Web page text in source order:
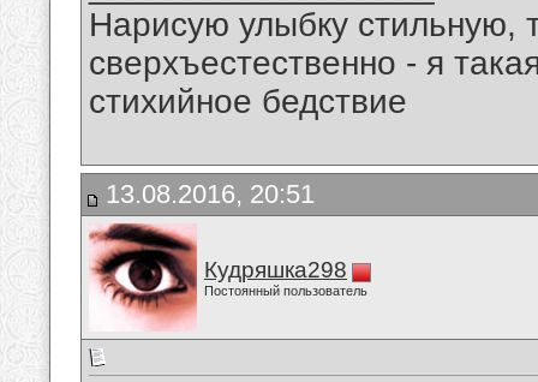
Нарисую улыбку стильную,
сверхъестественно - я
стихийное бедствие
13.08.2016, 20:51
Кудряшка298
Постоянный пользователь